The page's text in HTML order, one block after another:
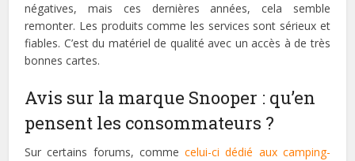
négatives, mais ces dernières années, cela semble
remonter. Les produits comme les services sont sérieux et
fiables. C’est du matériel de qualité avec un accès à de très
bonnes cartes.
Avis sur la marque Snooper : qu’en
pensent les consommateurs ?
Sur certains forums, commecelui-ci dédié aux camping-